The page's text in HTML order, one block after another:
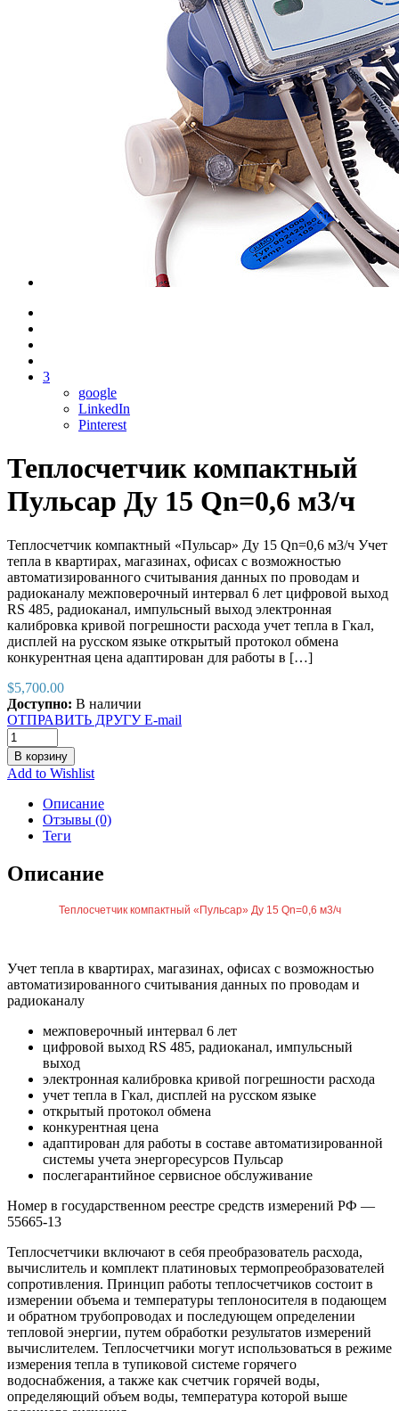
3
google
LinkedIn
Pinterest
Теплосчетчик компактный
Пульсар Ду 15 Qn=0,6 м3/ч
Теплосчетчик компактный «Пульсар» Ду 15 Qn=0,6 м3/ч Учет
тепла в квартирах, магазинах, офисах с возможностью
автоматизированного считывания данных по проводам и
радиоканалу межповерочный интервал 6 лет цифровой выход
RS 485, радиоканал, импульсный выход электронная
калибровка кривой погрешности расхода учет тепла в Гкал,
дисплей на русском языке открытый протокол обмена
конкурентная цена адаптирован для работы в […]
$5,700.00
Доступно: В наличии
ОТПРАВИТЬ ДРУГУ E-mail
В корзину
Add to Wishlist
Описание
Отзывы (0)
Теги
Описание
Теплосчетчик компактный «Пульсар» Ду 15 Qn=0,6 м3/ч
Учет тепла в квартирах, магазинах, офисах с возможностью
автоматизированного считывания данных по проводам и
радиоканалу
межповерочный интервал 6 лет
цифровой выход RS 485, радиоканал, импульсный
выход
электронная калибровка кривой погрешности расхода
учет тепла в Гкал, дисплей на русском языке
открытый протокол обмена
конкурентная цена
адаптирован для работы в составе автоматизированной
системы учета энергоресурсов Пульсар
послегарантийное сервисное обслуживание
Номер в государственном реестре средств измерений РФ ―
55665-13
Теплосчетчики включают в себя преобразователь расхода,
вычислитель и комплект платиновых термопреобразователей
сопротивления. Принцип работы теплосчетчиков состоит в
измерении объема и температуры теплоносителя в подающем
и обратном трубопроводах и последующем определении
тепловой энергии, путем обработки результатов измерений
вычислителем. Теплосчетчики могут использоваться в режиме
измерения тепла в тупиковой системе горячего
водоснабжения, а также как счетчик горячей воды,
определяющий объем воды, температура которой выше